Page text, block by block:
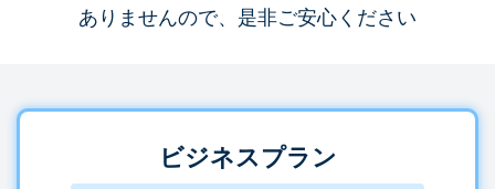
ありませんので、是非ご安心ください
ビジネスプラン